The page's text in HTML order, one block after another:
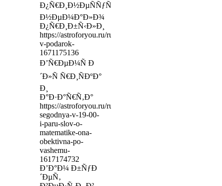
Ð¿Ñ€Ð¸Ð½ÐµÑÑƒÑ‚
Ð½ÐµÐ¼Ð°Ð»Ð¾
Ð¿Ñ€Ð¸Ð±Ñ‹Ð»Ð¸
https://astroforyou.ru/ru/articles/goroskop-
v-podarok-
1671175136
Ð’Ñ€ÐµÐ¼Ñ Ð
´Ð»Ñ Ñ€Ð¸ÑÐºÐ°
Ð¸
Ð°Ð·Ð°Ñ€Ñ‚Ð°
https://astroforyou.ru/ru/articles/vstrechaemsya-
segodnya-v-19-00-
i-paru-slov-o-
matematike-ona-
obektivna-po-
vashemu-
1617174732
Ð’Ð°Ð¼ Ð±ÑƒÐ
´ÐµÑ‚